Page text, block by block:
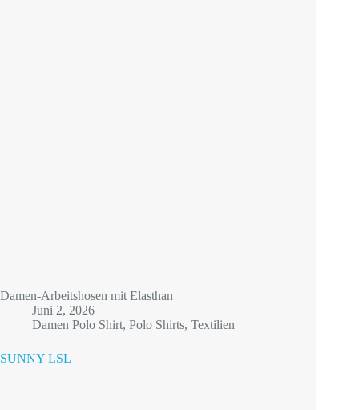
Damen-Arbeitshosen mit Elasthan
Juni 2, 2026
Damen Polo Shirt, Polo Shirts, Textilien
SUNNY LSL